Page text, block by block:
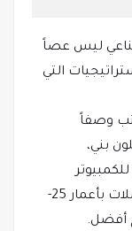
ليس عصاً
التي
وصفاً
بني،
المحمول، الجمهور المستهدف نساء عاملات بأعمار 25-